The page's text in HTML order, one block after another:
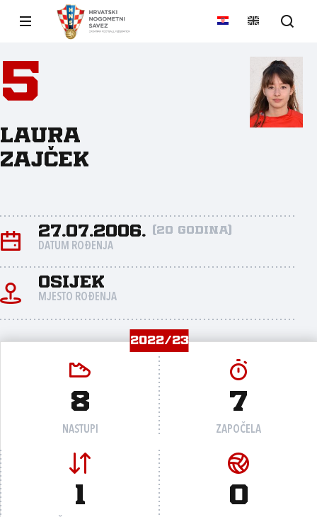
5
Laura
Zajček
27.07.2006. (20 godina)
DATUM ROĐENJA
Osijek
MJESTO ROĐENJA
2022/23
8
NASTUPI
7
ZAPOČELA
1 0